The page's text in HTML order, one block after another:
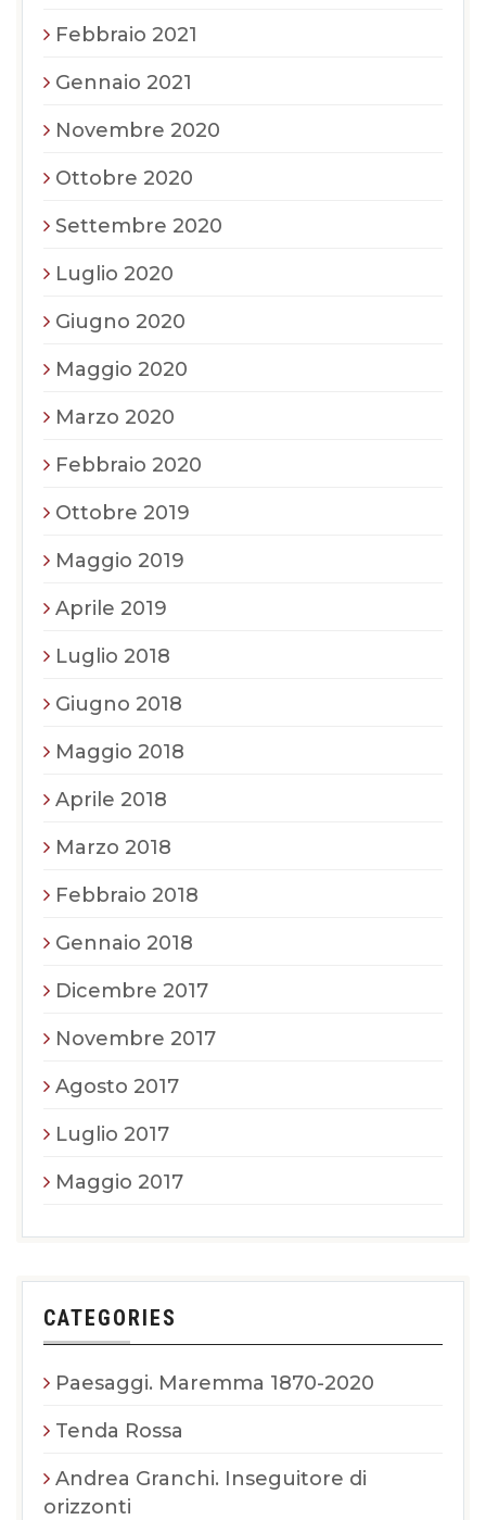
Febbraio 2021
Gennaio 2021
Novembre 2020
Ottobre 2020
Settembre 2020
Luglio 2020
Giugno 2020
Maggio 2020
Marzo 2020
Febbraio 2020
Ottobre 2019
Maggio 2019
Aprile 2019
Luglio 2018
Giugno 2018
Maggio 2018
Aprile 2018
Marzo 2018
Febbraio 2018
Gennaio 2018
Dicembre 2017
Novembre 2017
Agosto 2017
Luglio 2017
Maggio 2017
CATEGORIES
Paesaggi. Maremma 1870-2020
Tenda Rossa
Andrea Granchi. Inseguitore di
orizzonti